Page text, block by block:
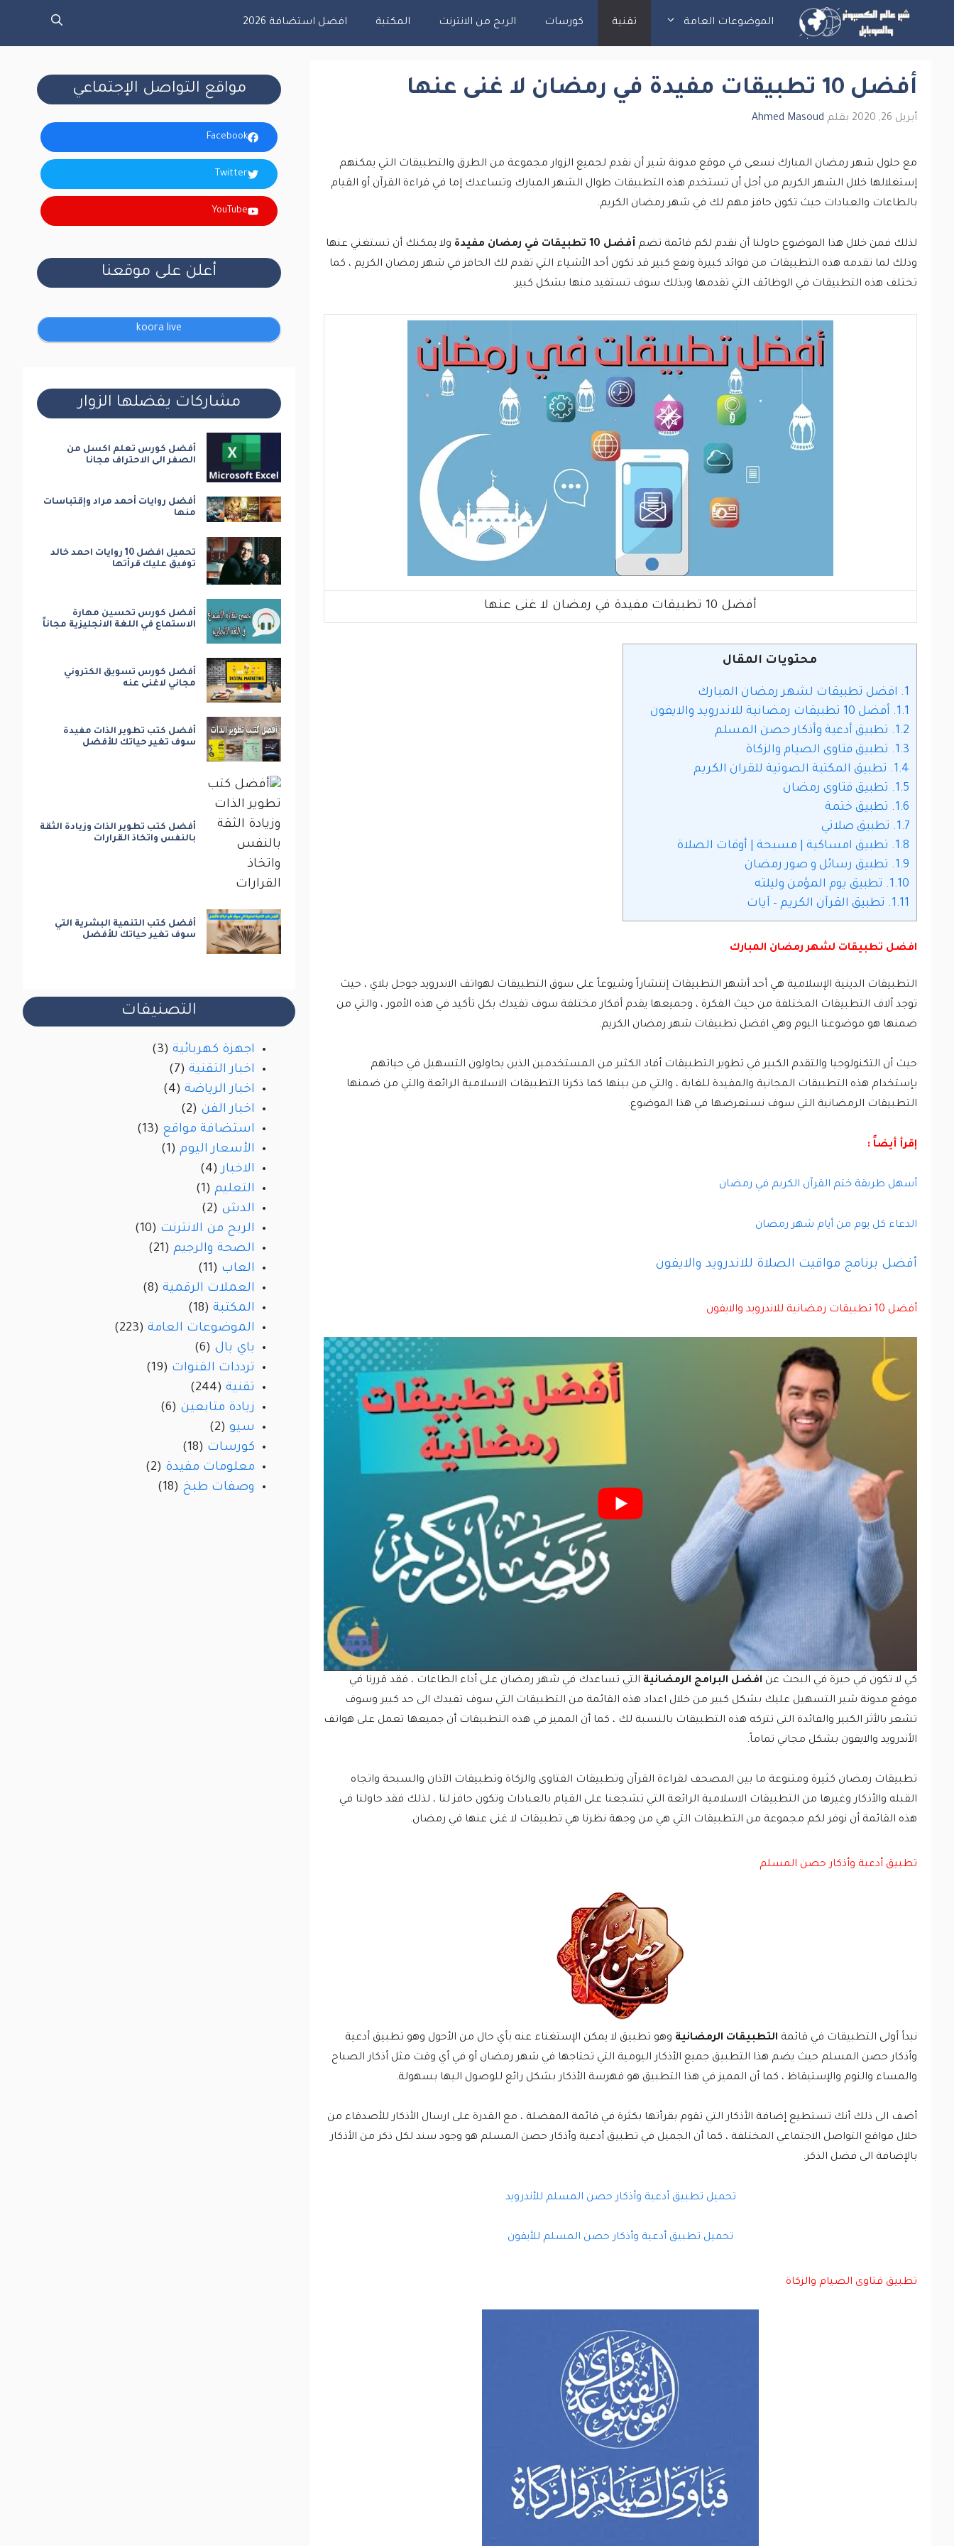
المحتوى
الموضوعات العامة تقنية كورسات الربح من الانترنت المكتبة افضل استضافة 2026
أفضل 10 تطبيقات مفيدة في رمضان لا غنى عنها
أبريل 26, 2020 بقلم Ahmed Masoud
مع حلول شهر رمضان المبارك نسعى في موقع مدونة شير أن نقدم لجميع الزوار مجموعة من الطرق والتطبيقات التي يمكنهم
إستغلالها خلال الشهر الكريم من أجل أن تستخدم هذه التطبيقات طوال الشهر المبارك وتساعدك إما في قراءة القرآن أو القيام
بالطاعات والعبادات حيث تكون حافز مهم لك في شهر رمضان الكريم.
لذلك فمن خلال هذا الموضوع حاولنا أن نقدم لكم قائمة تضم أفضل 10 تطبيقات في رمضان مفيدة
ولا يمكنك أن تستغني عنها
وذلك لما تقدمه هذه التطبيقات من فوائد كبيرة ونفع كبير قد تكون أحد الأشياء التي تقدم لك الحافز في شهر رمضان الكريم ، كما
تختلف هذه التطبيقات في الوظائف التي تقدمها وبذلك سوف تستفيد منها بشكل كبير.
أفضل 10 تطبيقات مفيدة في رمضان لا غنى عنها
محتويات المقال
1.
افضل تطبيقات لشهر رمضان المبارك
1.1.
أفضل 10 تطبيقات رمضانية للاندرويد والايفون
1.2.
تطبيق أدعية وأذكار حصن المسلم
1.3.
تطبيق فتاوى الصيام والزكاة
1.4.
تطبيق المكتبة الصوتية للقران الكريم
1.5.
تطبيق فتاوى رمضان
1.6.
تطبيق ختمة
1.7.
تطبيق صلاتي
1.8.
تطبيق امساكية | مسبحة | أوقات الصلاة
1.9.
تطبيق رسائل و صور رمضان
1.10.
تطبيق يوم المؤمن وليلته
1.11.
تطبيق القرآن الكريم – آيات
افضل تطبيقات لشهر رمضان المبارك
التطبيقات الدينية الإسلامية هي أحد أشهر التطبيقات إنتشاراً وشيوعاً على سوق التطبيقات لهواتف الاندرويد جوجل بلاي ، حيث
توجد آلاف التطبيقات المختلفة من حيث الفكرة ، وجميعها يقدم أفكار مختلفة سوف تفيدك بكل تأكيد في هذه الأمور ، والتي من
ضمنها هو موضوعنا اليوم وهي افضل تطبيقات شهر رمضان الكريم.
حيث أن التكنولوجيا والتقدم الكبير في تطوير التطبيقات أفاد الكثير من المستخدمين الذين يحاولون التسهيل في حياتهم
بإستخدام هذه التطبيقات المجانية والمفيدة للغاية ، والتي من بينها كما ذكرنا التطبيقات الاسلامية الرائعة والتي من ضمنها
التطبيقات الرمضانية التي سوف نستعرضها في هذا الموضوع.
إقرأ أيضاً :
أسهل طريقة ختم القرآن الكريم في رمضان
الدعاء كل يوم من أيام شهر رمضان
أفضل برنامج مواقيت الصلاة للاندرويد والايفون
أفضل 10 تطبيقات رمضانية للاندرويد والايفون
كي لا تكون في حيرة في البحث عن افضل البرامج الرمضانية التي تساعدك في شهر رمضان على أداء الطاعات ، فقد قررنا في
موقع مدونة شير التسهيل عليك بشكل كبير من خلال اعداد هذه القائمة من التطبيقات التي سوف تفيدك الى حد كبير وسوف
تشعر بالأثر الكبير والفائدة التي تتركه هذه التطبيقات بالنسبة لك ، كما أن المميز في هذه التطبيقات أن جميعها تعمل على هواتف
الأندرويد والايفون بشكل مجاني تماماً.
تطبيقات رمضان كثيرة ومتنوعة ما بين المصحف لقراءة القرآن وتطبيقات الفتاوى والزكاة وتطبيقات الآذان والسبحة واتجاه
القبله والأذكار وغيرها من التطبيقات الاسلامية الرائعة التي تشجعنا على القيام بالعبادات وتكون حافز لنا ، لذلك فقد حاولنا في
هذه القائمة أن نوفر لكم مجموعة من التطبيقات التي هي من وجهة نظرنا هي تطبيقات لا غنى عنها في رمضان.
تطبيق أدعية وأذكار حصن المسلم
نبدأ أولى التطبيقات في قائمة التطبيقات الرمضانية وهو تطبيق لا يمكن الإستغناء عنه بأي حال من الأحول وهو تطبيق أدعية
وأذكار حصن المسلم حيث يضم هذا التطبيق جميع الأذكار اليومية التي تحتاجها في شهر رمضان أو في أي وقت مثل أذكار الصباح
والمساء والنوم والإستيقاظ ، كما أن المميز في هذا التطبيق هو فهرسة الأذكار بشكل رائع للوصول اليها بسهولة.
أضف الى ذلك أنك تستطيع إضافة الأذكار التي تقوم بقرأتها بكثرة في قائمة المفضلة ، مع القدرة على ارسال الأذكار للأصدقاء من
خلال مواقع التواصل الاجتماعي المختلفة ، كما أن الجميل في تطبيق أدعية وأذكار حصن المسلم هو وجود سند لكل ذكر من الأذكار
بالإضافة الى فضل الذكر.
تحميل تطبيق أدعية وأذكار حصن المسلم للأندرويد
تحميل تطبيق أدعية وأذكار حصن المسلم للأيفون
تطبيق فتاوى الصيام والزكاة
مواقع التواصل الإجتماعي
Facebook
Twitter
YouTube
أعلن على موقعنا
koora live
مشاركات يفضلها الزوار
أفضل كورس تعلم اكسل من
الصفر الى الاحتراف مجانا
أفضل روايات أحمد مراد وإقتباسات
منها
تحميل افضل 10 روايات احمد خالد
توفيق عليك قرأتها
أفضل كورس تحسين مهارة
الاستماع في اللغة الانجليزية مجاناً
أفضل كورس تسويق الكتروني
مجاني لاغنى عنه
أفضل كتب تطوير الذات مفيدة
سوف تغير حياتك للأفضل
أفضل كتب تطوير الذات وزيادة الثقة
بالنفس واتخاذ القرارات
أفضل كتب التنمية البشرية التي
سوف تغير حياتك للأفضل
التصنيفات
اجهزة كهربائية (3)
اخبار التقنية (7)
اخبار الرياضة (4)
اخبار الفن (2)
استضافة مواقع (13)
الأسعار اليوم (1)
الاخبار(4)
التعليم (1)
الدش (2)
الربح من الانترنت (10)
الصحة والرجيم (21)
العاب (11)
العملات الرقمية (8)
المكتبة (18)
الموضوعات العامة (223)
باي بال (6)
ترددات القنوات (19)
تقنية (244)
زيادة متابعين (6)
سيو (2)
كورسات (18)
معلومات مفيدة (2)
وصفات طبخ (18)